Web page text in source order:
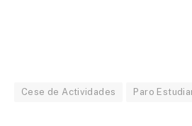
Cese de Actividades Paro